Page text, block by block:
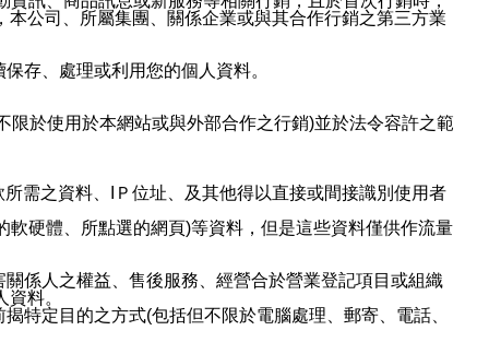
公司、所屬集團、關係企業或與其合作行銷之第三方業
存、處理或利用您的個人資料。
於使用於本網站或與外部合作之行銷)並於法令容許之範
需之資料、IＰ位址、及其他得以直接或間接識別使用者
硬體、所點選的網頁)等資料，但是這些資料僅供作流量
係人之權益、售後服務、經營合於營業登記項目或組織
料。
特定目的之方式(包括但不限於電腦處理、郵寄、電話、